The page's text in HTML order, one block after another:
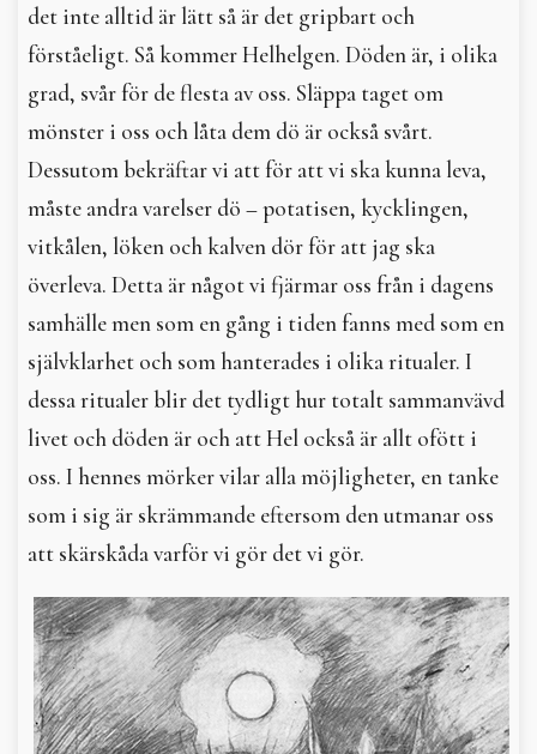
det inte alltid är lätt så är det gripbart och
förståeligt. Så kommer Helhelgen. Döden är, i olika
grad, svår för de flesta av oss. Släppa taget om
mönster i oss och låta dem dö är också svårt.
Dessutom bekräftar vi att för att vi ska kunna leva,
måste andra varelser dö – potatisen, kycklingen,
vitkålen, löken och kalven dör för att jag ska
överleva. Detta är något vi fjärmar oss från i dagens
samhälle men som en gång i tiden fanns med som en
självklarhet och som hanterades i olika ritualer. I
dessa ritualer blir det tydligt hur totalt sammanvävd
livet och döden är och att Hel också är allt ofött i
oss. I hennes mörker vilar alla möjligheter, en tanke
som i sig är skrämmande eftersom den utmanar oss
att skärskåda varför vi gör det vi gör.